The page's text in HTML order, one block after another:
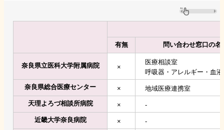
有無 問い合わせ窓口の名
奈良県立医科大学附属病院 ×
医療相談室
呼吸器・アレルギー・血
奈良県総合医療センター
×
地域医療連携室
天理よろづ相談所病院
×
-
近畿大学奈良病院
×
-